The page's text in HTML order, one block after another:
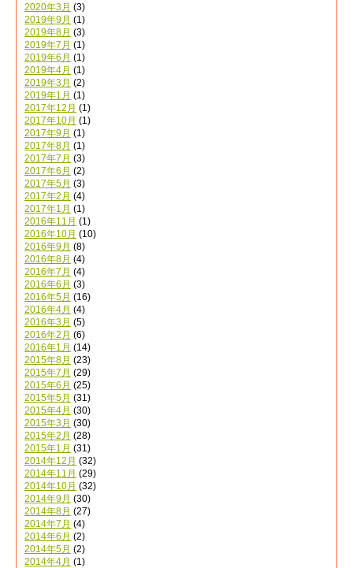
2020年3月 (3)
2019年9月 (1)
2019年8月 (3)
2019年7月 (1)
2019年6月 (1)
2019年4月 (1)
2019年3月 (2)
2019年1月 (1)
2017年12月 (1)
2017年10月 (1)
2017年9月 (1)
2017年8月 (1)
2017年7月 (3)
2017年6月 (2)
2017年5月 (3)
2017年2月 (4)
2017年1月 (1)
2016年11月 (1)
2016年10月 (10)
2016年9月 (8)
2016年8月 (4)
2016年7月 (4)
2016年6月 (3)
2016年5月 (16)
2016年4月 (4)
2016年3月 (5)
2016年2月 (6)
2016年1月 (14)
2015年8月 (23)
2015年7月 (29)
2015年6月 (25)
2015年5月 (31)
2015年4月 (30)
2015年3月 (30)
2015年2月 (28)
2015年1月 (31)
2014年12月 (32)
2014年11月 (29)
2014年10月 (32)
2014年9月 (30)
2014年8月 (27)
2014年7月 (4)
2014年6月 (2)
2014年5月 (2)
2014年4月 (1)